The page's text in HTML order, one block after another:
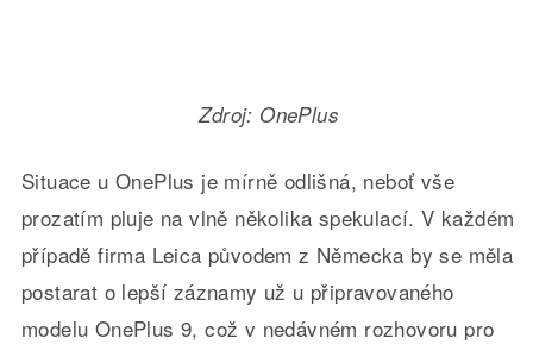
Zdroj: OnePlus
Situace u OnePlus je mírně odlišná, neboť vše
prozatím pluje na vlně několika spekulací. V každém
případě firma Leica původem z Německa by se měla
postarat o lepší záznamy už u připravovaného
modelu OnePlus 9, což v nedávném rozhovoru pro